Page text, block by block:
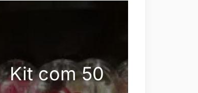
Kit com 50